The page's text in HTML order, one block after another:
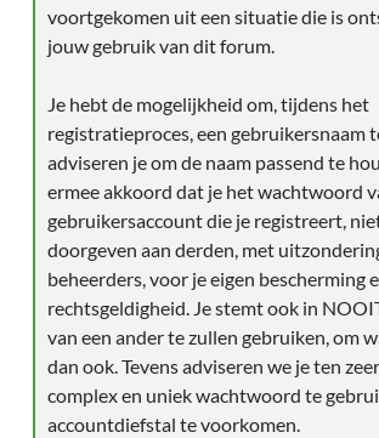
voortgekomen uit een situatie die is
jouw gebruik van dit forum.
Je hebt de mogelijkheid om, tijdens het
registratieproces, een gebruikersnaam
adviseren je om de naam passend te
ermee akkoord dat je het wachtwoord
gebruikersaccount die je registreert,
doorgeven aan derden, met
beheerders, voor je eigen bescherming
rechtsgeldigheid. Je stemt ook in
van een ander te zullen gebruiken, om
dan ook. Tevens adviseren we je ten
complex en uniek wachtwoord te
accountdiefstal te voorkomen.